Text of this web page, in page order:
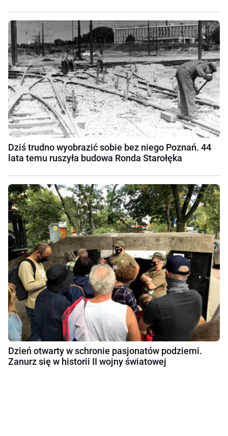
Dziś trudno wyobrazić sobie bez niego Poznań. 44
lata temu ruszyła budowa Ronda Starołęka
Dzień otwarty w schronie pasjonatów podziemi.
Zanurz się w historii II wojny światowej